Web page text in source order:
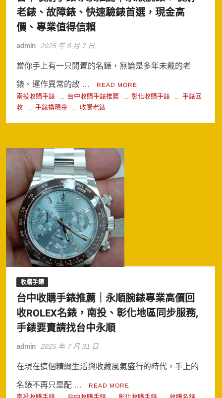
老錶、故障錶、快速驗錶首選，現金高
價、專業值得信賴
admin 2025 年 8 月 7 日
當你手上有一只閒置的名錶，無論是多年未戴的老
錶、運作異常的故 … READ MORE
南投收購手錶 台中收購手錶推薦 彰化收購手錶
手錶回
收
手錶換現金 收購老錶
收購手錶
台中收購手錶推薦｜永順腕錶專業高價回
收ROLEX名錶，南投、彰化地區同步服務,
手錶要賣請找台中永順
admin 2025 年 7 月 31 日
在現在這個精緻生活與收藏風氣盛行的時代，手上的
名錶不再只是配 … READ MORE